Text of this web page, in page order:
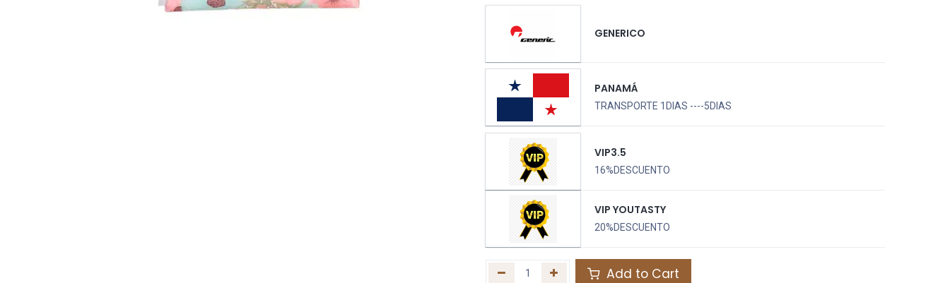
GENERICO
PANAMÁ
TRANSPORTE 1DIAS ----5DIAS
VIP3.5
16%DESCUENTO
VIP YOUTASTY
20%DESCUENTO
Add to Cart